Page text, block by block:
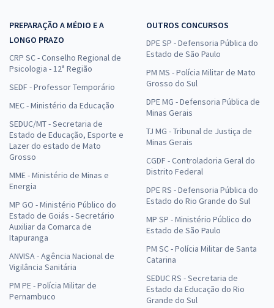
PREPARAÇÃO A MÉDIO E A
LONGO PRAZO
CRP SC - Conselho Regional de
Psicologia - 12ª Região
SEDF - Professor Temporário
MEC - Ministério da Educação
SEDUC/MT - Secretaria de
Estado de Educação, Esporte e
Lazer do estado de Mato
Grosso
MME - Ministério de Minas e
Energia
MP GO - Ministério Público do
Estado de Goiás - Secretário
Auxiliar da Comarca de
Itapuranga
ANVISA - Agência Nacional de
Vigilância Sanitária
PM PE - Polícia Militar de
Pernambuco
OUTROS CONCURSOS
DPE SP - Defensoria Pública do
Estado de São Paulo
PM MS - Polícia Militar de Mato
Grosso do Sul
DPE MG - Defensoria Pública de
Minas Gerais
TJ MG - Tribunal de Justiça de
Minas Gerais
CGDF - Controladoria Geral do
Distrito Federal
DPE RS - Defensoria Pública do
Estado do Rio Grande do Sul
MP SP - Ministério Público do
Estado de São Paulo
PM SC - Polícia Militar de Santa
Catarina
SEDUC RS - Secretaria de
Estado da Educação do Rio
Grande do Sul